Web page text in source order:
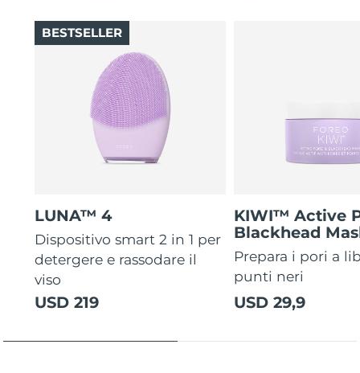
LUNA™ 4
Dispositivo smart 2 in 1 per
detergere e rassodare il
viso
USD 219
BESTSELLER
KIWI™ Active
Blackhead
Prepara i pori a
punti neri
USD 29,9